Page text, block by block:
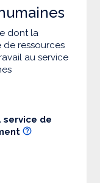
dont la
ressources
au service
service de